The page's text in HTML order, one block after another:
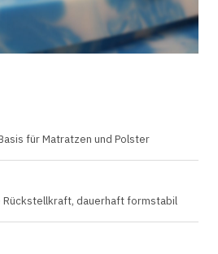
für Matratzen und Polster
Rückstellkraft, dauerhaft formstabil